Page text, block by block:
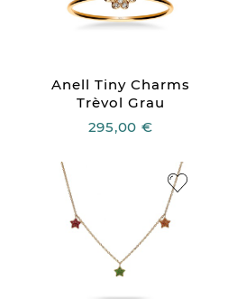
Anell Tiny Charms
Trèvol Grau
295,00 €